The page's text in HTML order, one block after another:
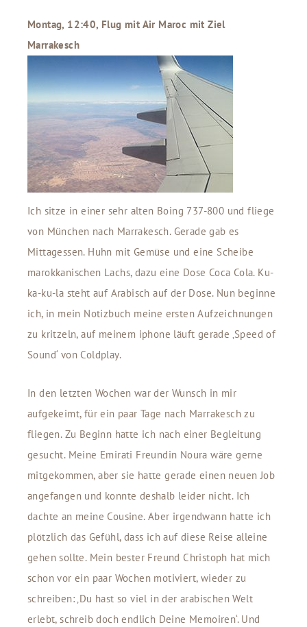
Montag, 12:40, Flug mit Air Maroc mit Ziel
Marrakesch
Ich sitze in einer sehr alten Boing 737-800 und fliege
von München nach Marrakesch. Gerade gab es
Mittagessen. Huhn mit Gemüse und eine Scheibe
marokkanischen Lachs, dazu eine Dose Coca Cola. Ku-
ka-ku-la steht auf Arabisch auf der Dose. Nun beginne
ich, in mein Notizbuch meine ersten Aufzeichnungen
zu kritzeln, auf meinem iphone läuft gerade ‚Speed of
Sound‘ von Coldplay.
In den letzten Wochen war der Wunsch in mir
aufgekeimt, für ein paar Tage nach Marrakesch zu
fliegen. Zu Beginn hatte ich nach einer Begleitung
gesucht. Meine Emirati Freundin Noura wäre gerne
mitgekommen, aber sie hatte gerade einen neuen Job
angefangen und konnte deshalb leider nicht. Ich
dachte an meine Cousine. Aber irgendwann hatte ich
plötzlich das Gefühl, dass ich auf diese Reise alleine
gehen sollte. Mein bester Freund Christoph hat mich
schon vor ein paar Wochen motiviert, wieder zu
schreiben: ‚Du hast so viel in der arabischen Welt
erlebt, schreib doch endlich Deine Memoiren‘. Und